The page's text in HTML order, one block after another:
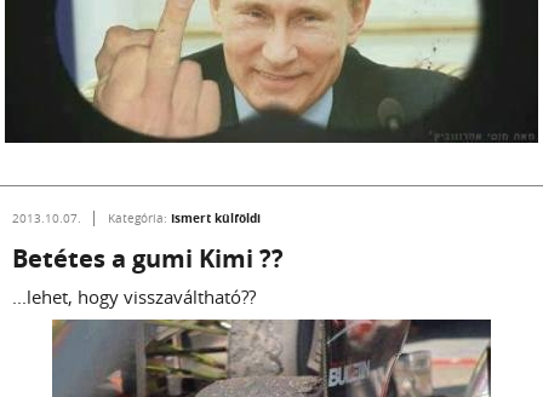
2013.10.07. Kategória: Ismert külföldi
Betétes a gumi Kimi ??
...lehet, hogy visszaváltható??